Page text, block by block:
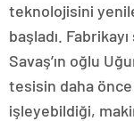
teknolojisini
başladı.
Savaş’ın oğlu
tesisin daha
işleyebildiği,